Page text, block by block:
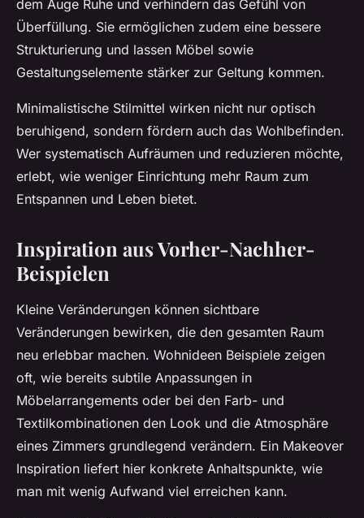
dem Auge Ruhe und verhindern das Gefühl von
Überfüllung. Sie ermöglichen zudem eine bessere
Strukturierung und lassen Möbel sowie
Gestaltungselemente stärker zur Geltung kommen.
Minimalistische Stilmittel wirken nicht nur optisch
beruhigend, sondern fördern auch das Wohlbefinden.
Wer systematisch Aufräumen und reduzieren möchte,
erlebt, wie weniger Einrichtung mehr Raum zum
Entspannen und Leben bietet.
Inspiration aus Vorher-Nachher-
Beispielen
Kleine Veränderungen können sichtbare
Veränderungen bewirken, die den gesamten Raum
neu erlebbar machen. Wohnideen Beispiele zeigen
oft, wie bereits subtile Anpassungen in
Möbelarrangements oder bei den Farb- und
Textilkombinationen den Look und die Atmosphäre
eines Zimmers grundlegend verändern. Ein Makeover
Inspiration liefert hier konkrete Anhaltspunkte, wie
man mit wenig Aufwand viel erreichen kann.